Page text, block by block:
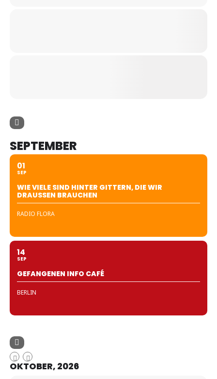
SEPTEMBER
01
SEP
WIE VIELE SIND HINTER GITTERN, DIE WIR
DRAUSSEN BRAUCHEN
RADIO FLORA
14
SEP
GEFANGENEN INFO CAFÉ
BERLIN
OKTOBER, 2026